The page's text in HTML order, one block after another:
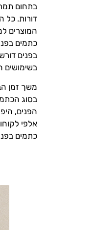
דורות. כל
כתמים
בפנים
בשימושים
משך זמן
בסוג
הפנים,
כתמים